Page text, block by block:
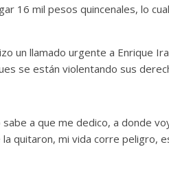
16 mil pesos quincenales, lo
un llamado urgente a Enrique
se están violentando sus
a que me dedico, a donde
quitaron, mi vida corre peligro,